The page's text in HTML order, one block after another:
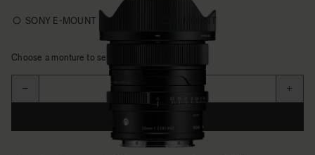
SONY E-MOUNT
Choose a monture to see availability
− +
IN WINKELWAGEN